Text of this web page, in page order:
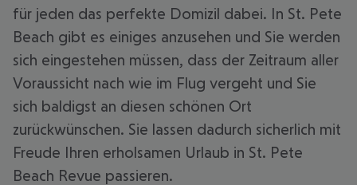
für jeden das perfekte Domizil dabei. In St. Pete
Beach gibt es einiges anzusehen und Sie werden
sich eingestehen müssen, dass der Zeitraum aller
Voraussicht nach wie im Flug vergeht und Sie
sich baldigst an diesen schönen Ort
zurückwünschen. Sie lassen dadurch sicherlich mit
Freude Ihren erholsamen Urlaub in St. Pete
Beach Revue passieren.